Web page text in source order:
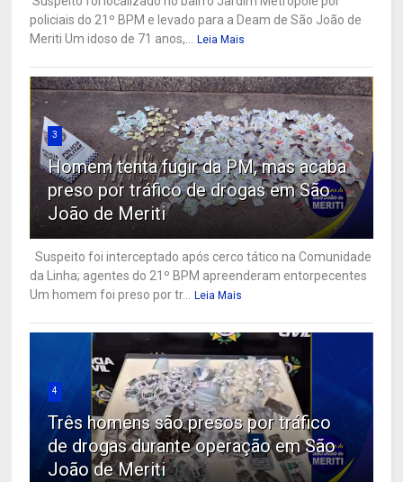
policiais do 21º BPM e levado para a Deam de São João de
Meriti Um idoso de 71 anos,... Leia Mais
3
Homem tenta fugir da PM, mas acaba
preso por tráfico de drogas em São
João de Meriti
Suspeito foi interceptado após cerco tático na Comunidade
da Linha; agentes do 21º BPM apreenderam entorpecentes
Um homem foi preso por tr... Leia Mais
4
Três homens são presos por tráfico
de drogas durante operação em São
João de Meriti